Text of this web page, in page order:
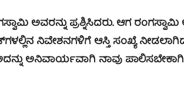
ಅವರನ್ನು ಪ್ರಶ್ನಿಸಿದರು. ಆಗ
ನಿವೇಶನಗಳಿಗೆ ಆಸ್ತಿ ಸಂಖ್ಯೆ
ಅನಿವಾರ್ಯವಾಗಿ ನಾವು